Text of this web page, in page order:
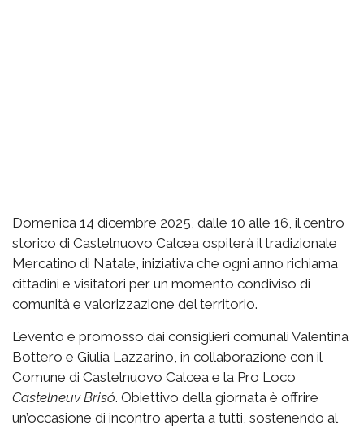
Domenica 14 dicembre 2025, dalle 10 alle 16, il centro
storico di Castelnuovo Calcea ospiterà il tradizionale
Mercatino di Natale, iniziativa che ogni anno richiama
cittadini e visitatori per un momento condiviso di
comunità e valorizzazione del territorio.
L’evento è promosso dai consiglieri comunali Valentina
Bottero e Giulia Lazzarino, in collaborazione con il
Comune di Castelnuovo Calcea e la Pro Loco
Castelneuv Brisó. Obiettivo della giornata è offrire
un’occasione di incontro aperta a tutti, sostenendo al